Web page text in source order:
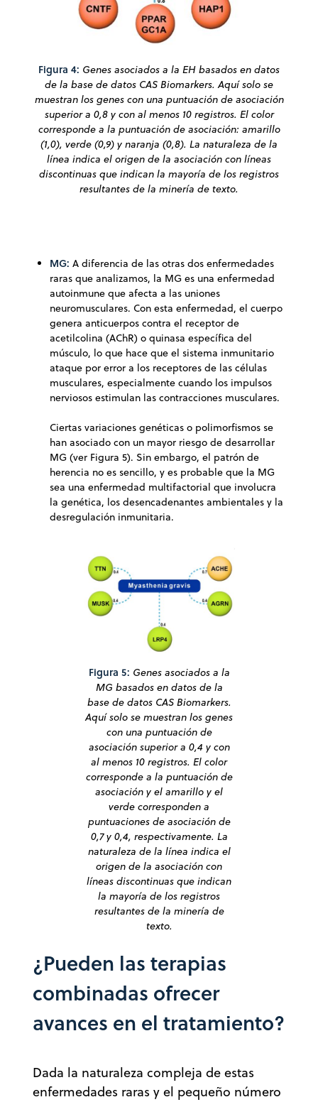
Figura 4: Genes asociados a la EH basados en datos
de la base de datos CAS Biomarkers. Aquí solo se
muestran los genes con una puntuación de asociación
superior a 0,8 y con al menos 10 registros. El color
corresponde a la puntuación de asociación: amarillo
(1,0), verde (0,9) y naranja (0,8). La naturaleza de la
línea indica el origen de la asociación con líneas
discontinuas que indican la mayoría de los registros
resultantes de la minería de texto.
MG: A diferencia de las otras dos enfermedades
raras que analizamos, la MG es una enfermedad
autoinmune que afecta a las uniones
neuromusculares. Con esta enfermedad, el cuerpo
genera anticuerpos contra el receptor de
acetilcolina (AChR) o quinasa específica del
músculo, lo que hace que el sistema inmunitario
ataque por error a los receptores de las células
musculares, especialmente cuando los impulsos
nerviosos estimulan las contracciones musculares.
Ciertas variaciones genéticas o polimorfismos se
han asociado con un mayor riesgo de desarrollar
MG (ver Figura 5). Sin embargo, el patrón de
herencia no es sencillo, y es probable que la MG
sea una enfermedad multifactorial que involucra
la genética, los desencadenantes ambientales y la
desregulación inmunitaria.
Figura 5: Genes asociados a la
MG basados en datos de la
base de datos CAS Biomarkers.
Aquí solo se muestran los genes
con una puntuación de
asociación superior a 0,4 y con
al menos 10 registros. El color
corresponde a la puntuación de
asociación y el amarillo y el
verde corresponden a
puntuaciones de asociación de
0,7 y 0,4, respectivamente. La
naturaleza de la línea indica el
origen de la asociación con
líneas discontinuas que indican
la mayoría de los registros
resultantes de la minería de
texto.
¿Pueden las terapias
combinadas ofrecer
avances en el tratamiento?
Dada la naturaleza compleja de estas
enfermedades raras y el pequeño número